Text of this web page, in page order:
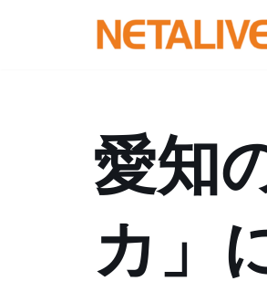
愛知
カ」